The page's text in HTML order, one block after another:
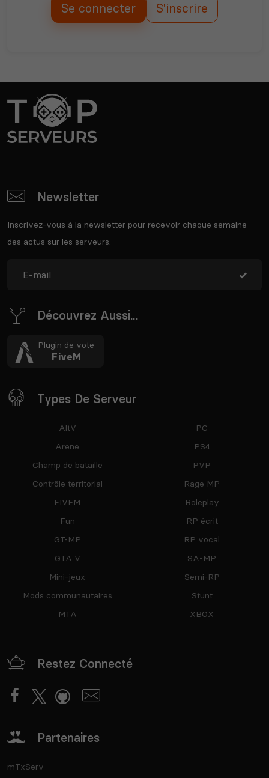
Se connecter S'inscrire
Newsletter
Inscrivez-vous à la newsletter pour recevoir chaque semaine
des actus sur les serveurs.
Découvrez Aussi...
Plugin de vote
FiveM
Types De Serveur
AltV
Arene
Champ de bataille
Contrôle territorial
FIVEM
Fun
GT-MP
GTA V
Mini-jeux
Mods communautaires
MTA
PC
PS4
PVP
Rage MP
Roleplay
RP écrit
RP vocal
SA-MP
Semi-RP
Stunt
XBOX
Restez Connecté
Partenaires
mTxServ